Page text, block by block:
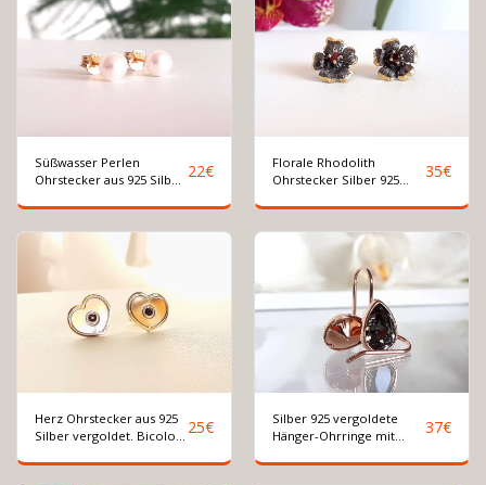
Süßwasser Perlen
Ohrstecker aus 925 Silber
22€
Florale Rhodolith
Ohrstecker Silber 925
rhodiniert
35€
Herz Ohrstecker aus 925
Silber vergoldet. Bicolor
25€
Silber 925 vergoldete
Hänger-Ohrringe mit
37€